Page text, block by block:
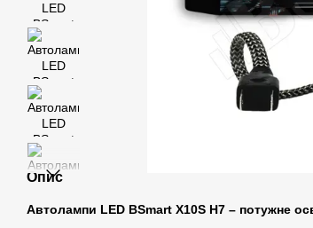
Опис
Автолампи LED BSmart X10S H7 – потужне